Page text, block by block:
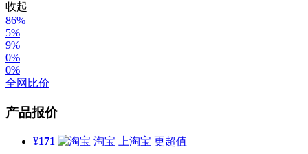
收起
86%
5%
9%
0%
0%
全网比价
产品报价
¥171 淘宝 上淘宝 更超值